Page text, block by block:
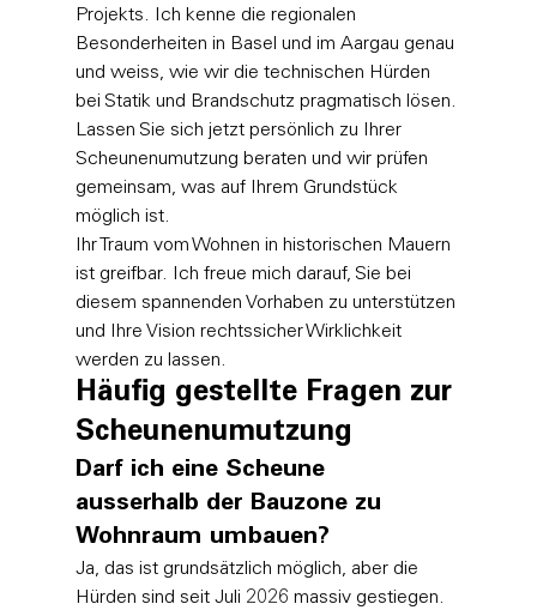
Projekts. Ich kenne die regionalen
Besonderheiten in Basel und im Aargau genau
und weiss, wie wir die technischen Hürden
bei Statik und Brandschutz pragmatisch lösen.
Lassen Sie sich jetzt persönlich zu Ihrer
Scheunenumutzung beraten und wir prüfen
gemeinsam, was auf Ihrem Grundstück
möglich ist.
Ihr Traum vom Wohnen in historischen Mauern
ist greifbar. Ich freue mich darauf, Sie bei
diesem spannenden Vorhaben zu unterstützen
und Ihre Vision rechtssicher Wirklichkeit
werden zu lassen.
Häufig gestellte Fragen zur
Scheunenumutzung
Darf ich eine Scheune
ausserhalb der Bauzone zu
Wohnraum umbauen?
Ja, das ist grundsätzlich möglich, aber die
Hürden sind seit Juli 2026 massiv gestiegen.